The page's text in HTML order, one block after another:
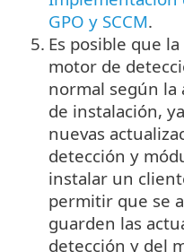
GPO y SCCM.
5. Es posible que
motor de
normal según la
de instalación,
nuevas
detección y
instalar un
permitir que se
guarden las
detección y del